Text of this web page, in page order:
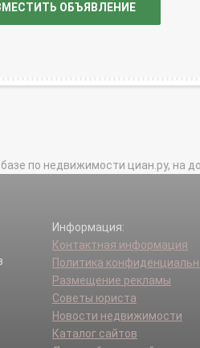
ОБЪЯВЛЕНИЕ
по недвижимости циан.ру, на
Информация:
Контактная информация
Политика
Размещение рекламы
Советы юриста
Новости недвижимости
Каталог сайтов